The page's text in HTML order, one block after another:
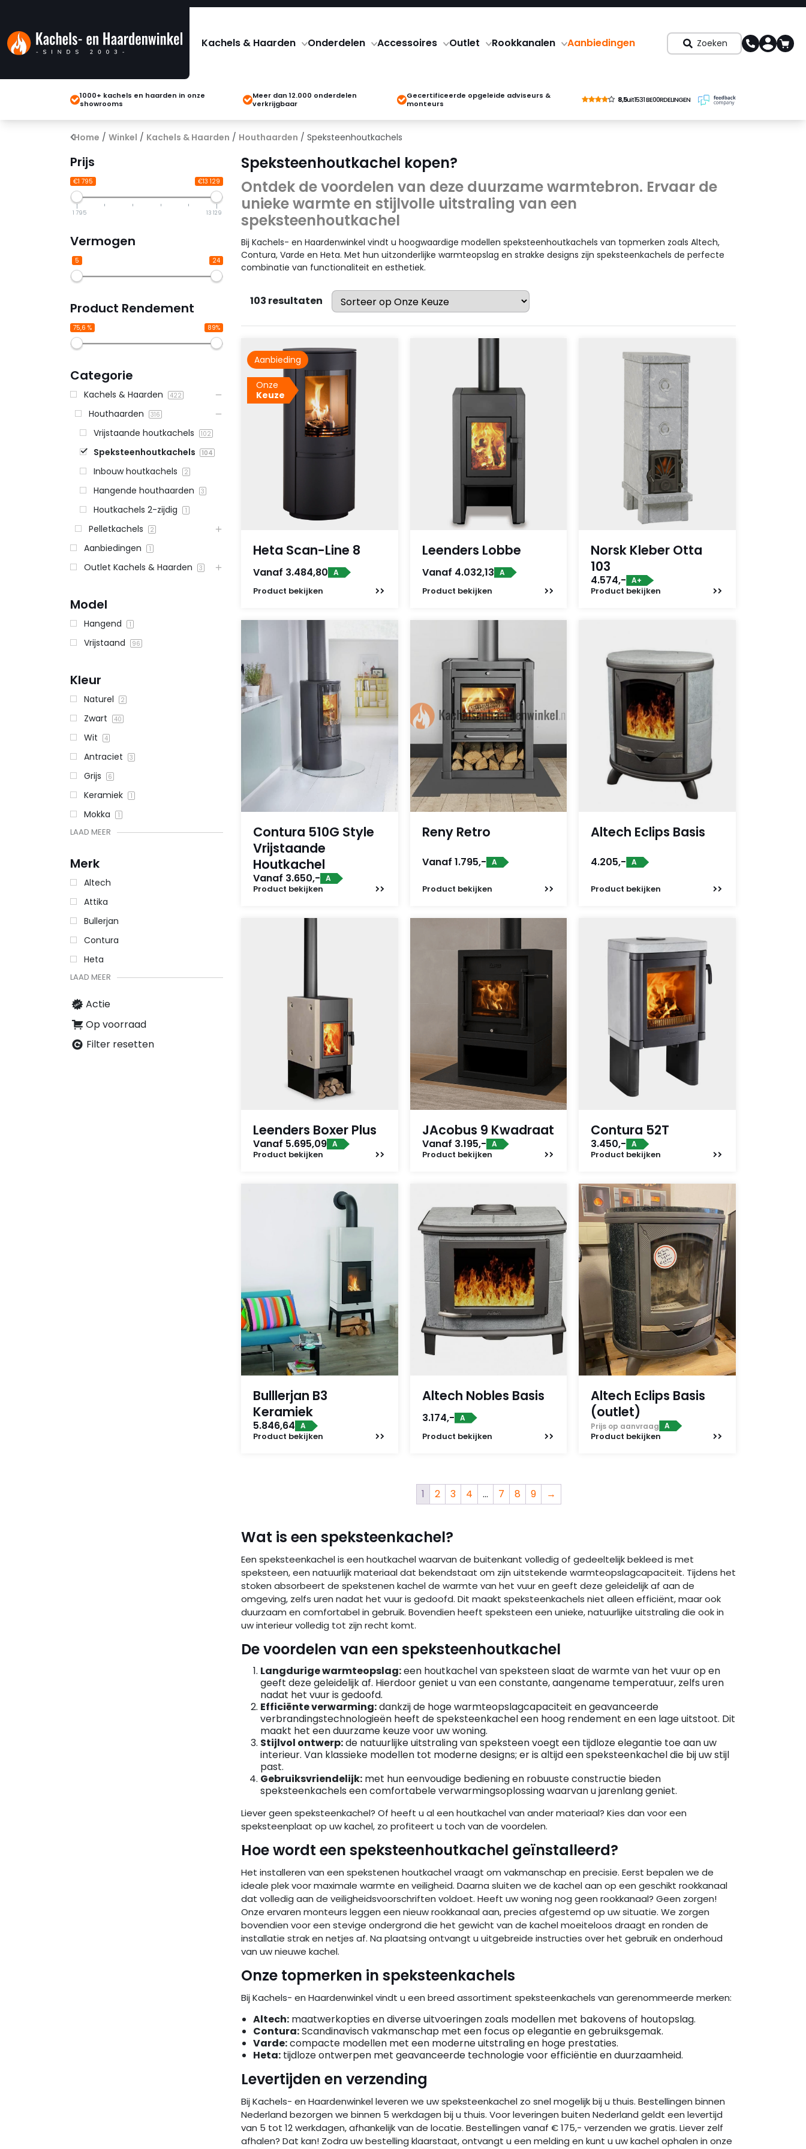
Kachels & Haarden Onderdelen Accessoires Outlet Rookkanalen Aanbiedingen Zoeken
1000+ kachels en haarden in onze
showrooms
Meer dan 12.000 onderdelen
verkrijgbaar
Gecertificeerde opgeleide adviseurs &
monteurs
8,5uit1531 BE00RDELINGEN
Home / Winkel / Kachels & Haarden / Houthaarden / Speksteenhoutkachels
Prijs
€1 795 €13 129
1 795 13 129
Vermogen
5 24
Product Rendement
75,6 % 89%
Categorie
Kachels & Haarden 422
Houthaarden 316
Vrijstaande houtkachels 102
Speksteenhoutkachels 104
Inbouw houtkachels 2
Hangende houthaarden 3
Houtkachels 2-zijdig 1
Pelletkachels 2
Aanbiedingen 1
Outlet Kachels & Haarden 3
Model
Hangend 1
Vrijstaand 96
Kleur
Naturel 2
Zwart 40
Wit 4
Antraciet 3
Grijs 6
Keramiek 1
Mokka 1
LAAD MEER
Merk
Altech
Attika
Bullerjan
Contura
Heta
LAAD MEER
Actie
Op voorraad
Filter resetten
Speksteenhoutkachel kopen?
Ontdek de voordelen van deze duurzame warmtebron. Ervaar de
unieke warmte en stijlvolle uitstraling van een
speksteenhoutkachel
Bij Kachels- en Haardenwinkel vindt u hoogwaardige modellen speksteenhoutkachels van topmerken zoals Altech,
Contura, Varde en Heta. Met hun uitzonderlijke warmteopslag en strakke designs zijn speksteenkachels de perfecte
combinatie van functionaliteit en esthetiek.
103 resultaten
Aanbieding
Onze
Keuze
Heta Scan-Line 8
Vanaf 3.484,80 A
Product bekijken
Leenders Lobbe
Vanaf 4.032,13 A
Product bekijken
Norsk Kleber Otta
103
4.574,- A+
Product bekijken
Contura 510G Style
Vrijstaande
Houtkachel
Vanaf 3.650,- A
Product bekijken
Reny Retro
Vanaf 1.795,- A
Product bekijken
Altech Eclips Basis
4.205,- A
Product bekijken
Leenders Boxer Plus
Vanaf 5.695,09 A
Product bekijken
JAcobus 9 Kwadraat
Vanaf 3.195,- A
Product bekijken
Contura 52T
3.450,- A
Product bekijken
Bulllerjan B3
Keramiek
5.846,64 A
Product bekijken
Altech Nobles Basis
3.174,- A
Product bekijken
Altech Eclips Basis
(outlet)
Prijs op aanvraag A
Product bekijken
1 2 3 4 … 7 8 9 →
Wat is een speksteenkachel?
Een speksteenkachel is een houtkachel waarvan de buitenkant volledig of gedeeltelijk bekleed is met
speksteen, een natuurlijk materiaal dat bekendstaat om zijn uitstekende warmteopslagcapaciteit. Tijdens het
stoken absorbeert de spekstenen kachel de warmte van het vuur en geeft deze geleidelijk af aan de
omgeving, zelfs uren nadat het vuur is gedoofd. Dit maakt speksteenkachels niet alleen efficiënt, maar ook
duurzaam en comfortabel in gebruik. Bovendien heeft speksteen een unieke, natuurlijke uitstraling die ook in
uw interieur volledig tot zijn recht komt.
De voordelen van een speksteenhoutkachel
Langdurige warmteopslag:een houtkachel van speksteen slaat de warmte van het vuur op en
geeft deze geleidelijk af. Hierdoor geniet u van een constante, aangename temperatuur, zelfs uren
nadat het vuur is gedoofd.
Efficiënte verwarming:dankzij de hoge warmteopslagcapaciteit en geavanceerde
verbrandingstechnologieën heeft de speksteenkachel een hoog rendement en een lage uitstoot. Dit
maakt het een duurzame keuze voor uw woning.
Stijlvol ontwerp:de natuurlijke uitstraling van speksteen voegt een tijdloze elegantie toe aan uw
interieur. Van klassieke modellen tot moderne designs; er is altijd een speksteenkachel die bij uw stijl
past.
Gebruiksvriendelijk: met hun eenvoudige bediening en robuuste constructie bieden
speksteenkachels een comfortabele verwarmingsoplossing waarvan u jarenlang geniet.
Liever geen speksteenkachel? Of heeft u al een houtkachel van ander materiaal? Kies dan voor een
speksteenplaat op uw kachel, zo profiteert u toch van de voordelen.
Hoe wordt een speksteenhoutkachel geïnstalleerd?
Het installeren van een spekstenen houtkachel vraagt om vakmanschap en precisie. Eerst bepalen we de
ideale plek voor maximale warmte en veiligheid. Daarna sluiten we de kachel aan op een geschikt rookkanaal
dat volledig aan de veiligheidsvoorschriften voldoet. Heeft uw woning nog geen rookkanaal? Geen zorgen!
Onze ervaren monteurs leggen een nieuw rookkanaal aan, precies afgestemd op uw situatie. We zorgen
bovendien voor een stevige ondergrond die het gewicht van de kachel moeiteloos draagt en ronden de
installatie strak en netjes af. Na plaatsing ontvangt u uitgebreide instructies over het gebruik en onderhoud
van uw nieuwe kachel.
Onze topmerken in speksteenkachels
Bij Kachels- en Haardenwinkel vindt u een breed assortiment speksteenkachels van gerenommeerde merken:
Altech: maatwerkopties en diverse uitvoeringen zoals modellen met bakovens of houtopslag.
Contura:Scandinavisch vakmanschap met een focus op elegantie en gebruiksgemak.
Varde:compacte modellen met een moderne uitstraling en hoge prestaties.
Heta: tijdloze ontwerpen met geavanceerde technologie voor efficiëntie en duurzaamheid.
Levertijden en verzending
Bij Kachels- en Haardenwinkel leveren we uw speksteenkachel zo snel mogelijk bij u thuis. Bestellingen binnen
Nederland bezorgen we binnen 5 werkdagen bij u thuis. Voor leveringen buiten Nederland geldt een levertijd
van 5 tot 12 werkdagen, afhankelijk van de locatie. Bestellingen vanaf € 175,- verzenden we gratis. Liever zelf
afhalen? Dat kan! Zodra uw bestelling klaarstaat, ontvangt u een melding en kunt u uw kachel ophalen in onze